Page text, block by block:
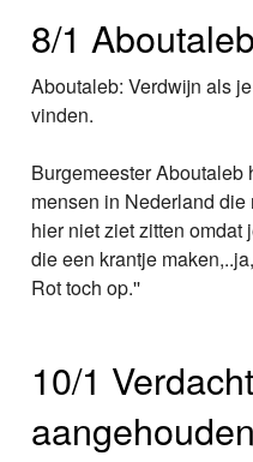
8/1
Aboutaleb: Verdwijn als
vinden.
Burgemeester
mensen in Nederland
hier niet ziet zitten omdat
die een krantje
Rot toch op.''
10/1
aangehouden